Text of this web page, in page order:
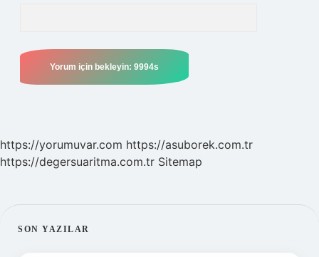
https://yorumuvar.com https://asuborek.com.tr
https://degersuaritma.com.tr Sitemap
SIDEBAR
SON YAZILAR